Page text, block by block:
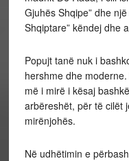
Gjuhës Shqipe” dhe
Shqiptare” këndej dhe
Popujt tanë nuk i
hershme dhe
më i mirë i kësaj
arbëreshët, për të cilët
mirënjohës.
Në udhëtimin e